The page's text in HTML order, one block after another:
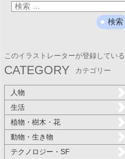
このイラストレーターが登録している
CATEGORY カテゴリー
人物
生活
植物・樹木・花
動物・生き物
テクノロジー・SF